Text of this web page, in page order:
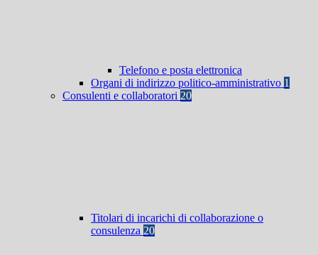
Telefono e posta elettronica
Organi di indirizzo politico-amministrativo 1
Consulenti e collaboratori 20
Titolari di incarichi di collaborazione o
consulenza 20